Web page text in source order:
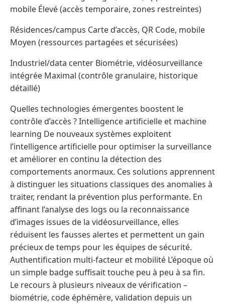
mobile Élevé (accès temporaire, zones restreintes)
Résidences/campus Carte d’accès, QR Code, mobile
Moyen (ressources partagées et sécurisées)
Industriel/data center Biométrie, vidéosurveillance
intégrée Maximal (contrôle granulaire, historique
détaillé)
Quelles technologies émergentes boostent le
contrôle d’accès ? Intelligence artificielle et machine
learning De nouveaux systèmes exploitent
l’intelligence artificielle pour optimiser la surveillance
et améliorer en continu la détection des
comportements anormaux. Ces solutions apprennent
à distinguer les situations classiques des anomalies à
traiter, rendant la prévention plus performante. En
affinant l’analyse des logs ou la reconnaissance
d’images issues de la vidéosurveillance, elles
réduisent les fausses alertes et permettent un gain
précieux de temps pour les équipes de sécurité.
Authentification multi-facteur et mobilité L’époque où
un simple badge suffisait touche peu à peu à sa fin.
Le recours à plusieurs niveaux de vérification –
biométrie, code éphémère, validation depuis un